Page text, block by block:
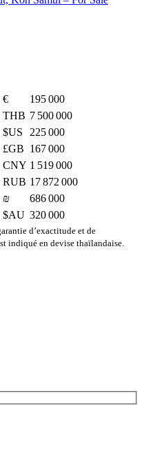
€
195 000
THB 7 500 000
$US
225 000
£GB 167 000
CNY 1 519 000
RUB 17 872 000
₪
686 000
$AU 320 000
d’exactitude et de
indiqué en devise thaïlandaise.